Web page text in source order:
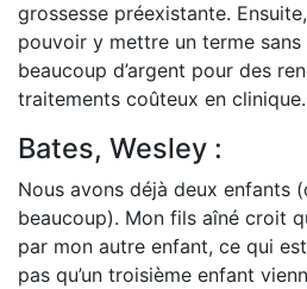
grossesse préexistante.
pouvoir y mettre un terme
beaucoup d’argent pour des
traitements coûteux en clinique.
Bates, Wesley :
Nous avons déjà deux enfants
beaucoup). Mon fils aîné croit
par mon autre enfant, ce qui
pas qu’un troisième enfant